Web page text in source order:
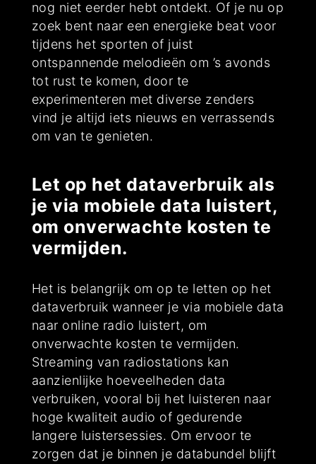
nog niet eerder hebt ontdekt. Of je nu op
zoek bent naar een energieke beat voor
tijdens het sporten of juist
ontspannende melodieën om ’s avonds
tot rust te komen, door te
experimenteren met diverse zenders
vind je altijd iets nieuws en verrassends
om van te genieten.
Let op het dataverbruik als
je via mobiele data luistert,
om onverwachte kosten te
vermijden.
Het is belangrijk om op te letten op het
dataverbruik wanneer je via mobiele data
naar online radio luistert, om
onverwachte kosten te vermijden.
Streaming van radiostations kan
aanzienlijke hoeveelheden data
verbruiken, vooral bij het luisteren naar
hoge kwaliteit audio of gedurende
langere luistersessies. Om ervoor te
zorgen dat je binnen je databundel blijft